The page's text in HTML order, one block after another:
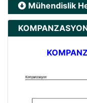
Mühendislik